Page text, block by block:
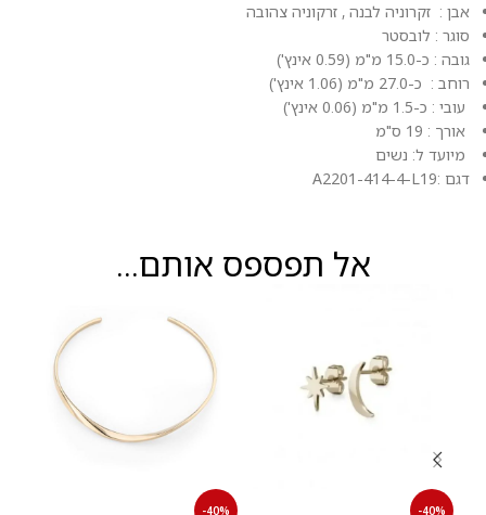
אבן : זקרוניה לבנה , זרקוניה צהובה
סוגר : לובסטר
גובה : כ-15.0 מ"מ (0.59 אינץ')
רוחב : כ-27.0 מ"מ (1.06 אינץ')
עובי : כ-1.5 מ"מ (0.06 אינץ')
אורך : 19 ס"מ
מיועד ל: נשים
דגם :A2201-414-4-L19
אל תפספס אותם...
-40%
-40%